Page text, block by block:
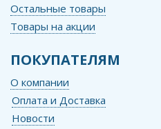
Остальные товары
Товары на акции
ПОКУПАТЕЛЯМ
О компании
Оплата и Доставка
Новости